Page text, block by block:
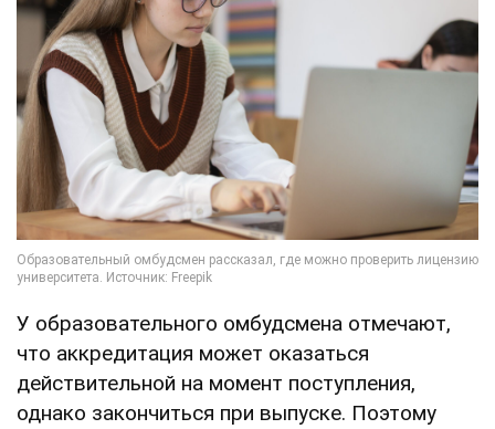
У образовательного омбудсмена отмечают,
что аккредитация может оказаться
действительной на момент поступления,
однако закончиться при выпуске. Поэтому